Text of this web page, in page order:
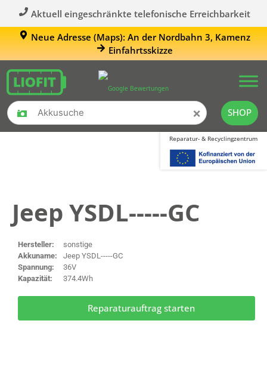
Aktuell eingeschränkte telefonische Erreichbarkeit
Neue Adresse (Maps): An der Nordbahn 3, Kamenz
Einfahrtsskizze
× SHOP
Reparatur- & Recyclingzentrum
Jeep YSDL-----GC
Hersteller:
sonstige
Akkuname:
Jeep YSDL-----GC
Spannung:
36V
Kapazität:
374.4Wh
Reparaturauftrag starten